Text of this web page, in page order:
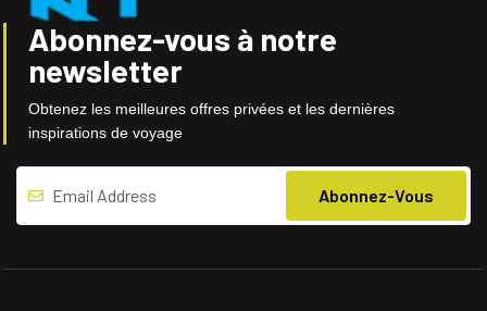
Abonnez-vous à notre
newsletter
Obtenez les meilleures offres privées et les dernières
inspirations de voyage